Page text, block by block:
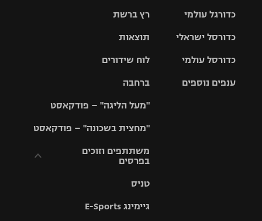
רץ ברשת
תוצאות
לוח שידורים
ברחבה
"מעל הליגה" – פודקאסט
"מחצית בשכונה" – פודקאסט
משתתפים וזוכים
בפרסים
וזוכים בפרסים
טניס
גיימינג E-Sports
גביע הטוטו
כדורגל עולמי
האלופות
ליגה
כדורסל ישראלי
סל
כדורסל עולמי
ענפים נוספים